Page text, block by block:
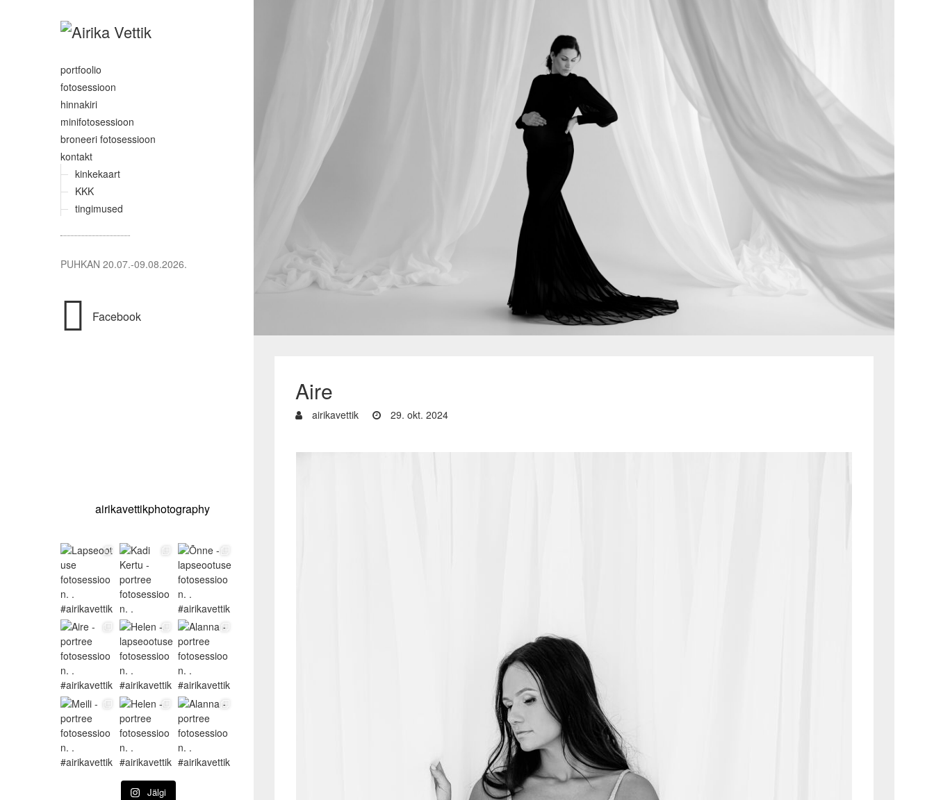
portfoolio
fotosessioon
hinnakiri
minifotosessioon
broneeri fotosessioon
kontakt
kinkekaart
KKK
tingimused
Aire
airikavettik 29. okt. 2024
PUHKAN 20.07.-09.08.2026.
Facebook
airikavettikphotography
Jälgi